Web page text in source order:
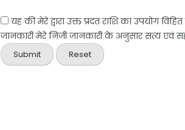
यह की मेरे द्वारा उक्त प्रदत राशि का उपयोग
जानकारी मेरे निजी जानकारी के अनुसार सत्य एवं